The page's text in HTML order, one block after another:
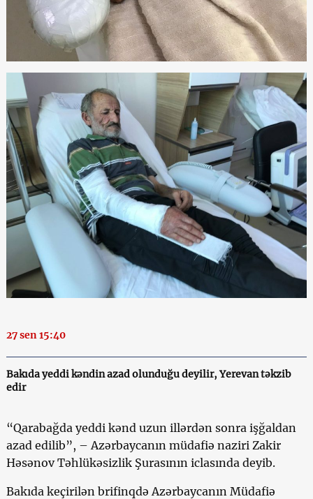
27 sen 15:40
Bakıda yeddi kəndin azad olunduğu deyilir, Yerevan təkzib
edir
“Qarabağda yeddi kənd uzun illərdən sonra işğaldan
azad edilib”, – Azərbaycanın müdafiə naziri Zakir
Həsənov Təhlükəsizlik Şurasının iclasında deyib.
Bakıda keçirilən brifinqdə Azərbaycanın Müdafiə